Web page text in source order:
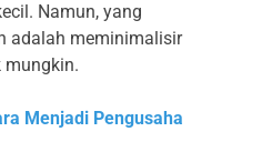
Namun, yang
adalah meminimalisir
mungkin.
Menjadi Pengusaha